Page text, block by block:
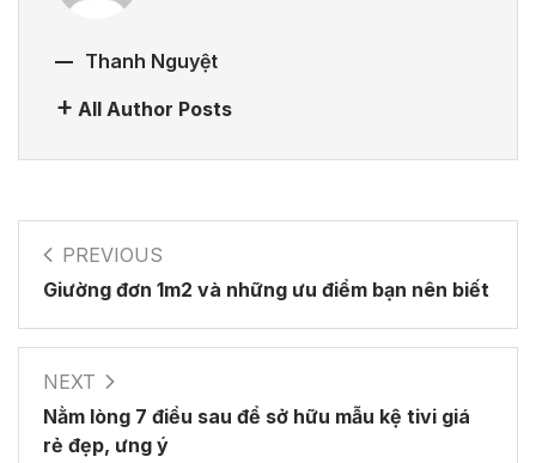
Thanh Nguyệt
All Author Posts
PREVIOUS
Giường đơn 1m2 và những ưu điểm bạn nên biết
NEXT
Nằm lòng 7 điều sau để sở hữu mẫu kệ tivi giá
rẻ đẹp, ưng ý